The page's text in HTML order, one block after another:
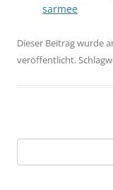
sarmee
Dieser Beitrag wurde
veröffentlicht.